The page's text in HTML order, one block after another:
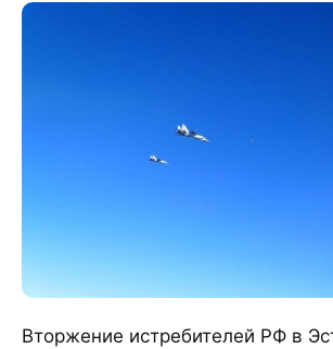
Вторжение истребителей РФ в